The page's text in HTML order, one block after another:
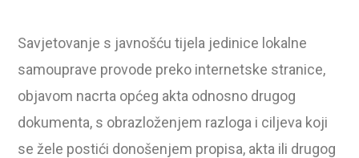
Savjetovanje s javnošću tijela jedinice lokalne
samouprave provode preko internetske stranice,
objavom nacrta općeg akta odnosno drugog
dokumenta, s obrazloženjem razloga i ciljeva koji
se žele postići donošenjem propisa, akta ili drugog